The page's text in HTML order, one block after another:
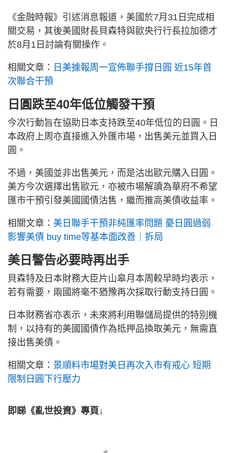
《金融時報》引述消息報道，美國於7月31日完成相
關交易，其後美國財長貝森特與歐央行行長拉加德才
於8月1日討論有關操作。
相關文章： 日美據報周一宣佈聯手撐日圓 近15年首
次聯合干預
日圓跌至40年低位觸發干預
今次行動旨在協助日本支持跌至40年低位的日圓。日
本政府上周亦直接進入外匯市場，出售美元並買入日
圓。
不過，美國並非出售美元，而是沽出歐元購入日圓。
美方今次選擇出售歐元，亦被市場解讀為華府不希望
匯市干預引發美國國債沽售，繼而推高美債收益率。
相關文章： 美日聯手干預非純匯率問題 憂日圓過弱
影響美債 buy time等基本面改善｜拆局
美日警告必要時再出手
貝森特及日本財務大臣片山皋月本周較早時均表示，
若有需要，兩國將毫不猶豫再次採取行動支持日圓。
日本財務省亦表示，未來將利用聯儲局提供的特別機
制，以持有的美國國債作為抵押品換取美元，無需直
接出售美債。
相關文章： 景順料市場對美日再次入市有戒心 短期
限制日圓下行壓力
即睇《亂世投資》專頁↓